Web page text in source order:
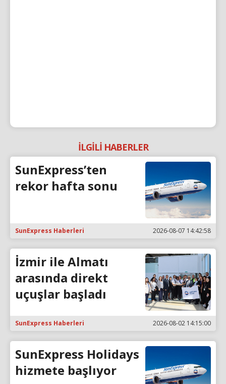
İLGİLİ HABERLER
SunExpress’ten
rekor hafta sonu
SunExpress Haberleri 2026-08-07 14:42:58
İzmir ile Almatı
arasında direkt
uçuşlar başladı
SunExpress Haberleri 2026-08-02 14:15:00
SunExpress Holidays
hizmete başlıyor